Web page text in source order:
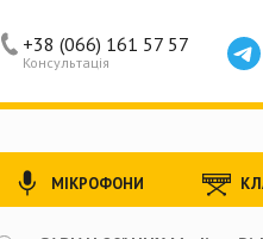
Консультація
+38 (066) 161 57 57
МІКРОФОНИ